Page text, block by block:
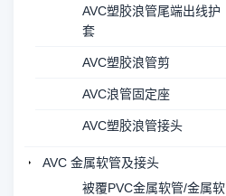
AVC塑胶浪管尾端出线护
套
AVC塑胶浪管剪
AVC浪管固定座
AVC塑胶浪管接头
AVC 金属软管及接头
被覆PVC金属软管/金属软